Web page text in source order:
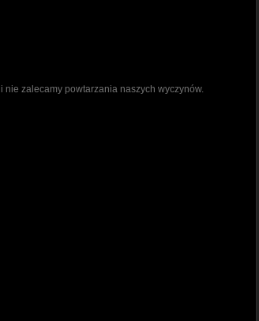
zalecamy powtarzania naszych wyczynów.